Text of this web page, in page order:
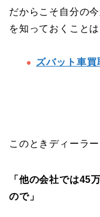
だからこそ自分の
を知っておくこと
ズバット車買
このときディーラ
「他の会社では45
ので」